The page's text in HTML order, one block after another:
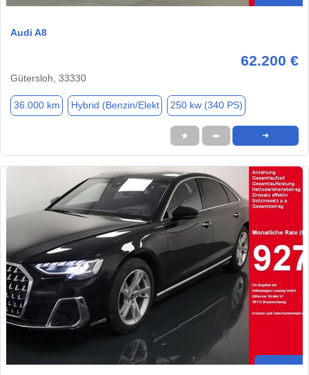
Audi A8
62.200 €
Gütersloh, 33330
36.000 km Hybrid (Benzin/Elekt 250 kw (340 PS)
★ ➦ ➜